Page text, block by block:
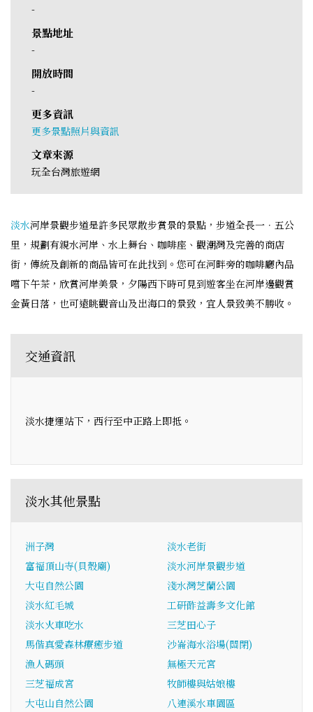
-
景點地址
-
開放時間
-
更多資訊
更多景點照片與資訊
文章來源
玩全台灣旅遊網
淡水河岸景觀步道是許多民眾散步賞景的景點，步道全長一．五公
里，規劃有親水河岸、水上舞台、咖啡座、觀潮灣及完善的商店
街，傳統及創新的商品皆可在此找到。您可在河畔旁的咖啡廳內品
嚐下午茶，欣賞河岸美景，夕陽西下時可見到遊客坐在河岸邊觀賞
金黃日落，也可遠眺觀音山及出海口的景致，宜人景致美不勝收。
交通資訊
淡水捷運站下，西行至中正路上即抵。
淡水其他景點
洲子灣
淡水老街
富福頂山寺(貝殼廟)
淡水河岸景觀步道
大屯自然公園
淺水灣芝蘭公園
淡水紅毛城
工研酢益壽多文化館
淡水火車吃水
三芝田心子
馬偕真愛森林療癒步道
沙崙海水浴場(關閉)
漁人碼頭
無極天元宮
三芝福成宮
牧師樓與姑娘樓
大屯山自然公園
八連溪水車園區